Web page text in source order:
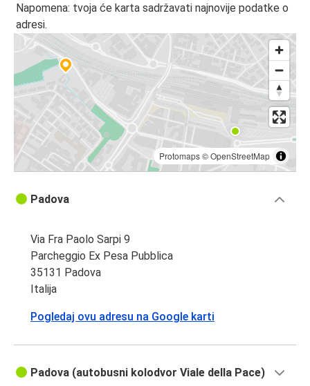
Napomena: tvoja će karta sadržavati najnovije podatke o
adresi.
Protomaps©OpenStreetMap
Padova
Via Fra Paolo Sarpi 9
Parcheggio Ex Pesa Pubblica
35131 Padova
Italija
Pogledaj ovu adresu na Google karti
Padova (autobusni kolodvor Viale della Pace)